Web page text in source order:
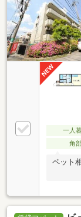
一人
角
ペット